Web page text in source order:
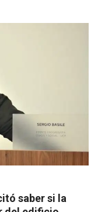
saber si la